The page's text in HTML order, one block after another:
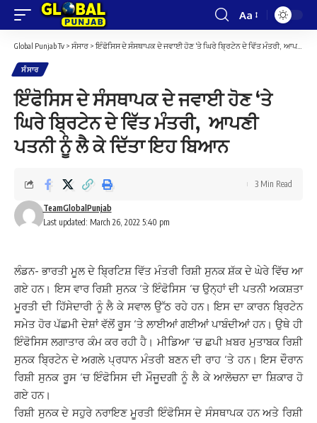
Font
Resizer
Aa
Global Punjab Tv > ਸੰਸਾਰ >ਇੰਫੋਸਿਸ ਦੇ ਸੰਸਥਾਪਕ ਦੇ ਜਵਾਈ ਹੋਣ ‘ਤੇ ਘਿਰੇ ਬ੍ਰਿਟੇਨ ਦੇ ਵਿੱਤ ਮੰਤਰੀ, ਆਪਣੀ ਪਤਨੀ ਨੂੰ ਲੈ ਕੇ ਦਿੱਤਾ ਇਹ ਬਿਆਨ
ਸੰਸਾਰ
ਇੰਫੋਸਿਸ ਦੇ ਸੰਸਥਾਪਕ ਦੇ ਜਵਾਈ ਹੋਣ ‘ਤੇ
ਘਿਰੇ ਬ੍ਰਿਟੇਨ ਦੇ ਵਿੱਤ ਮੰਤਰੀ, ਆਪਣੀ
ਪਤਨੀ ਨੂੰ ਲੈ ਕੇ ਦਿੱਤਾ ਇਹ ਬਿਆਨ
Last updated: March 26, 2022 5:40 pm
TeamGlobalPunjab
3 Min Read
ਲੰਡਨ- ਭਾਰਤੀ ਮੂਲ ਦੇ ਬ੍ਰਿਟਿਸ਼ ਵਿੱਤ ਮੰਤਰੀ ਰਿਸ਼ੀ ਸੁਨਕ ਸ਼ੱਕ ਦੇ ਘੇਰੇ ਵਿੱਚ ਆ
ਗਏ ਹਨ। ਇਸ ਵਾਰ ਰਿਸ਼ੀ ਸੁਨਕ ‘ਤੇ ਇੰਫੋਸਿਸ ‘ਚ ਉਨ੍ਹਾਂ ਦੀ ਪਤਨੀ ਅਕਸ਼ਤਾ
ਮੂਰਤੀ ਦੀ ਹਿੱਸੇਦਾਰੀ ਨੂੰ ਲੈ ਕੇ ਸਵਾਲ ਉੱਠ ਰਹੇ ਹਨ। ਇਸ ਦਾ ਕਾਰਨ ਬ੍ਰਿਟੇਨ
ਸਮੇਤ ਹੋਰ ਪੱਛਮੀ ਦੇਸ਼ਾਂ ਵੱਲੋਂ ਰੂਸ ‘ਤੇ ਲਾਈਆਂ ਗਈਆਂ ਪਾਬੰਦੀਆਂ ਹਨ। ਉਥੇ ਹੀ
ਇੰਫੋਸਿਸ ਲਗਾਤਾਰ ਕੰਮ ਕਰ ਰਹੀ ਹੈ। ਮੀਡਿਆ ‘ਚ ਛਪੀ ਖ਼ਬਰ ਮੁਤਾਬਕ ਰਿਸ਼ੀ
ਸੁਨਕ ਬ੍ਰਿਟੇਨ ਦੇ ਅਗਲੇ ਪ੍ਰਧਾਨ ਮੰਤਰੀ ਬਣਨ ਦੀ ਰਾਹ ‘ਤੇ ਹਨ। ਇਸ ਦੌਰਾਨ
ਰਿਸ਼ੀ ਸੁਨਕ ਰੂਸ ‘ਚ ਇੰਫੋਸਿਸ ਦੀ ਮੌਜੂਦਗੀ ਨੂੰ ਲੈ ਕੇ ਆਲੋਚਨਾ ਦਾ ਸ਼ਿਕਾਰ ਹੋ
ਗਏ ਹਨ।
ਰਿਸ਼ੀ ਸੁਨਕ ਦੇ ਸਹੁਰੇ ਨਰਾਇਣ ਮੂਰਤੀ ਇੰਫੋਸਿਸ ਦੇ ਸੰਸਥਾਪਕ ਹਨ ਅਤੇ ਰਿਸ਼ੀ